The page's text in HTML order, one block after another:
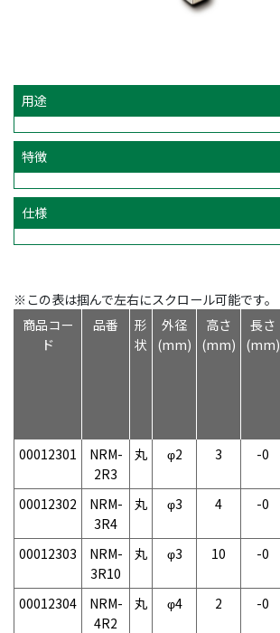
用途
特徴
仕様
※この表は掴んで左右にスクロール可能です。
商品コー
ド
品番
形
状
外径
(mm)
高さ
(mm)
長さ
(mm)
00012301
NRM-
2R3
丸 φ2 3 -0
00012302
NRM-
3R4
丸 φ3 4 -0
00012303
NRM-
3R10
丸 φ3 10 -0
00012304
NRM-
4R2
丸 φ4 2 -0